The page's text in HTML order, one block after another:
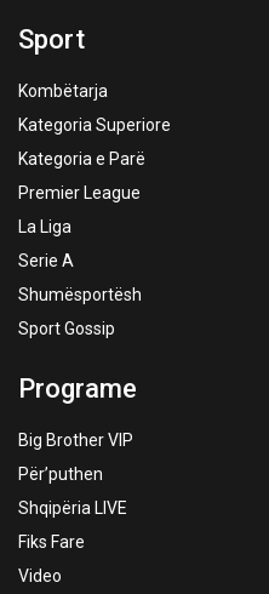
Sport
Kombëtarja
Kategoria Superiore
Kategoria e Parë
Premier League
La Liga
Serie A
Shumësportësh
Sport Gossip
Programe
Big Brother VIP
Për’puthen
Shqipëria LIVE
Fiks Fare
Video